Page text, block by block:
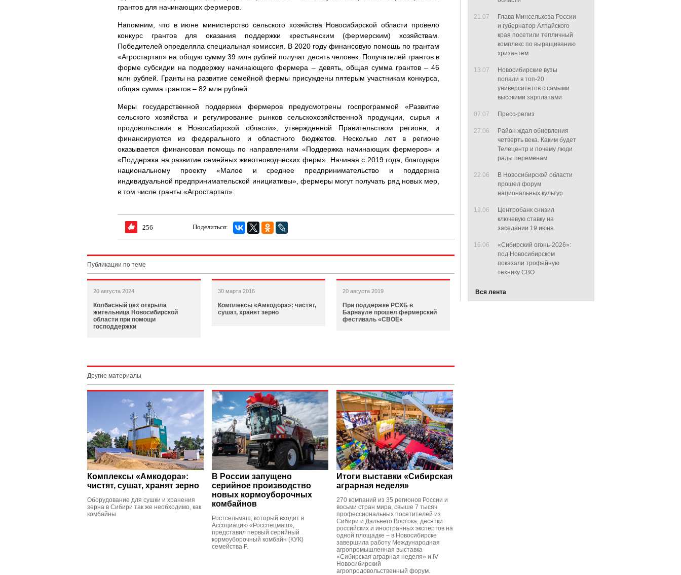
грантов для начинающих фермеров.
Напомним, что в июне министерство сельского хозяйства Новосибирской области провело
конкурс грантов для оказания поддержки крестьянским (фермерским) хозяйствам.
Победителей определяла специальная комиссия. В 2020 году финансовую помощь по грантам
«Агростартап» на общую сумму 39 млн рублей получат десять человек. Получателей грантов в
форме субсидии на поддержку начинающего фермера – девять, общая сумма грантов – 46
млн рублей. Гранты на развитие семейной фермы присуждены пятерым участникам конкурса,
общая сумма грантов – 82 млн рублей.
Меры государственной поддержки фермеров предусмотрены госпрограммой «Развитие
сельского хозяйства и регулирование рынков сельскохозяйственной продукции, сырья и
продовольствия в Новосибирской области», утвержденной Правительством региона, и
финансируются из федерального и областного бюджетов. Несколько лет в регионе
оказывается финансовая помощь по направлениям «Поддержка начинающих фермеров» и
«Поддержка на развитие семейных животноводческих ферм». Начиная с 2019 года, благодаря
национальному проекту «Малое и среднее предпринимательство и поддержка
индивидуальной предпринимательской инициативы», фермеры могут получать ряд новых мер,
в том числе гранты «Агростартап».
256 Поделиться:
Публикации по теме
20 августа 2024
Колбасный цех открыла
жительница Новосибирской
области при помощи
господдержки
30 марта 2016
Комплексы «Амкодора»: чистят,
сушат, хранят зерно
20 августа 2019
При поддержке РСХБ в
Барнауле прошел фермерский
фестиваль «СВОЁ»
Другие материалы
Комплексы «Амкодора»:
чистят, сушат, хранят зерно
Оборудование для сушки и хранения
зерна в Сибири так же необходимо, как
комбайны
В России запущено
серийное производство
новых кормоуборочных
комбайнов
Ростсельмаш, который входит в
Ассоциацию «Росспецмаш»,
представил первый серийный
кормоуборочный комбайн (КУК)
семейства F.
Итоги выставки «Сибирская
аграрная неделя»
270 компаний из 35 регионов России и
восьми стран мира, свыше 7 тысяч
профессиональных посетителей из
Сибири и Дальнего Востока, десятки
российских и иностранных экспертов на
одной площадке – в Новосибирске
завершила работу Международная
агропромышленная выставка
«Сибирская аграрная неделя» и IV
Новосибирский
агропродовольственный форум.
21.07
Глава Минсельхоза России
и губернатор Алтайского
края посетили тепличный
комплекс по выращиванию
хризантем
13.07
Новосибирские вузы
попали в топ-20
университетов с самыми
высокими зарплатами
07.07 Пресс-релиз
27.06
Район ждал обновления
четверть века. Каким будет
Телецентр и почему люди
рады переменам
22.06
В Новосибирской области
прошел форум
национальных культур
19.06
Центробанк снизил
ключевую ставку на
заседании 19 июня
16.06
«Сибирский огонь-2026»:
под Новосибирском
показали трофейную
технику СВО
Вся лента